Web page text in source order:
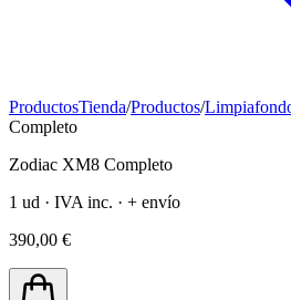
ProductosTienda/Productos/
Completo
Zodiac XM8 Completo
1 ud · IVA inc. · + envío
390,00 €